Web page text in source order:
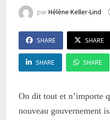
parHélène Keller-Lind
SHARE SHARE
SHARE SHARE
On dit tout et n’importe
nouveau gouvernement